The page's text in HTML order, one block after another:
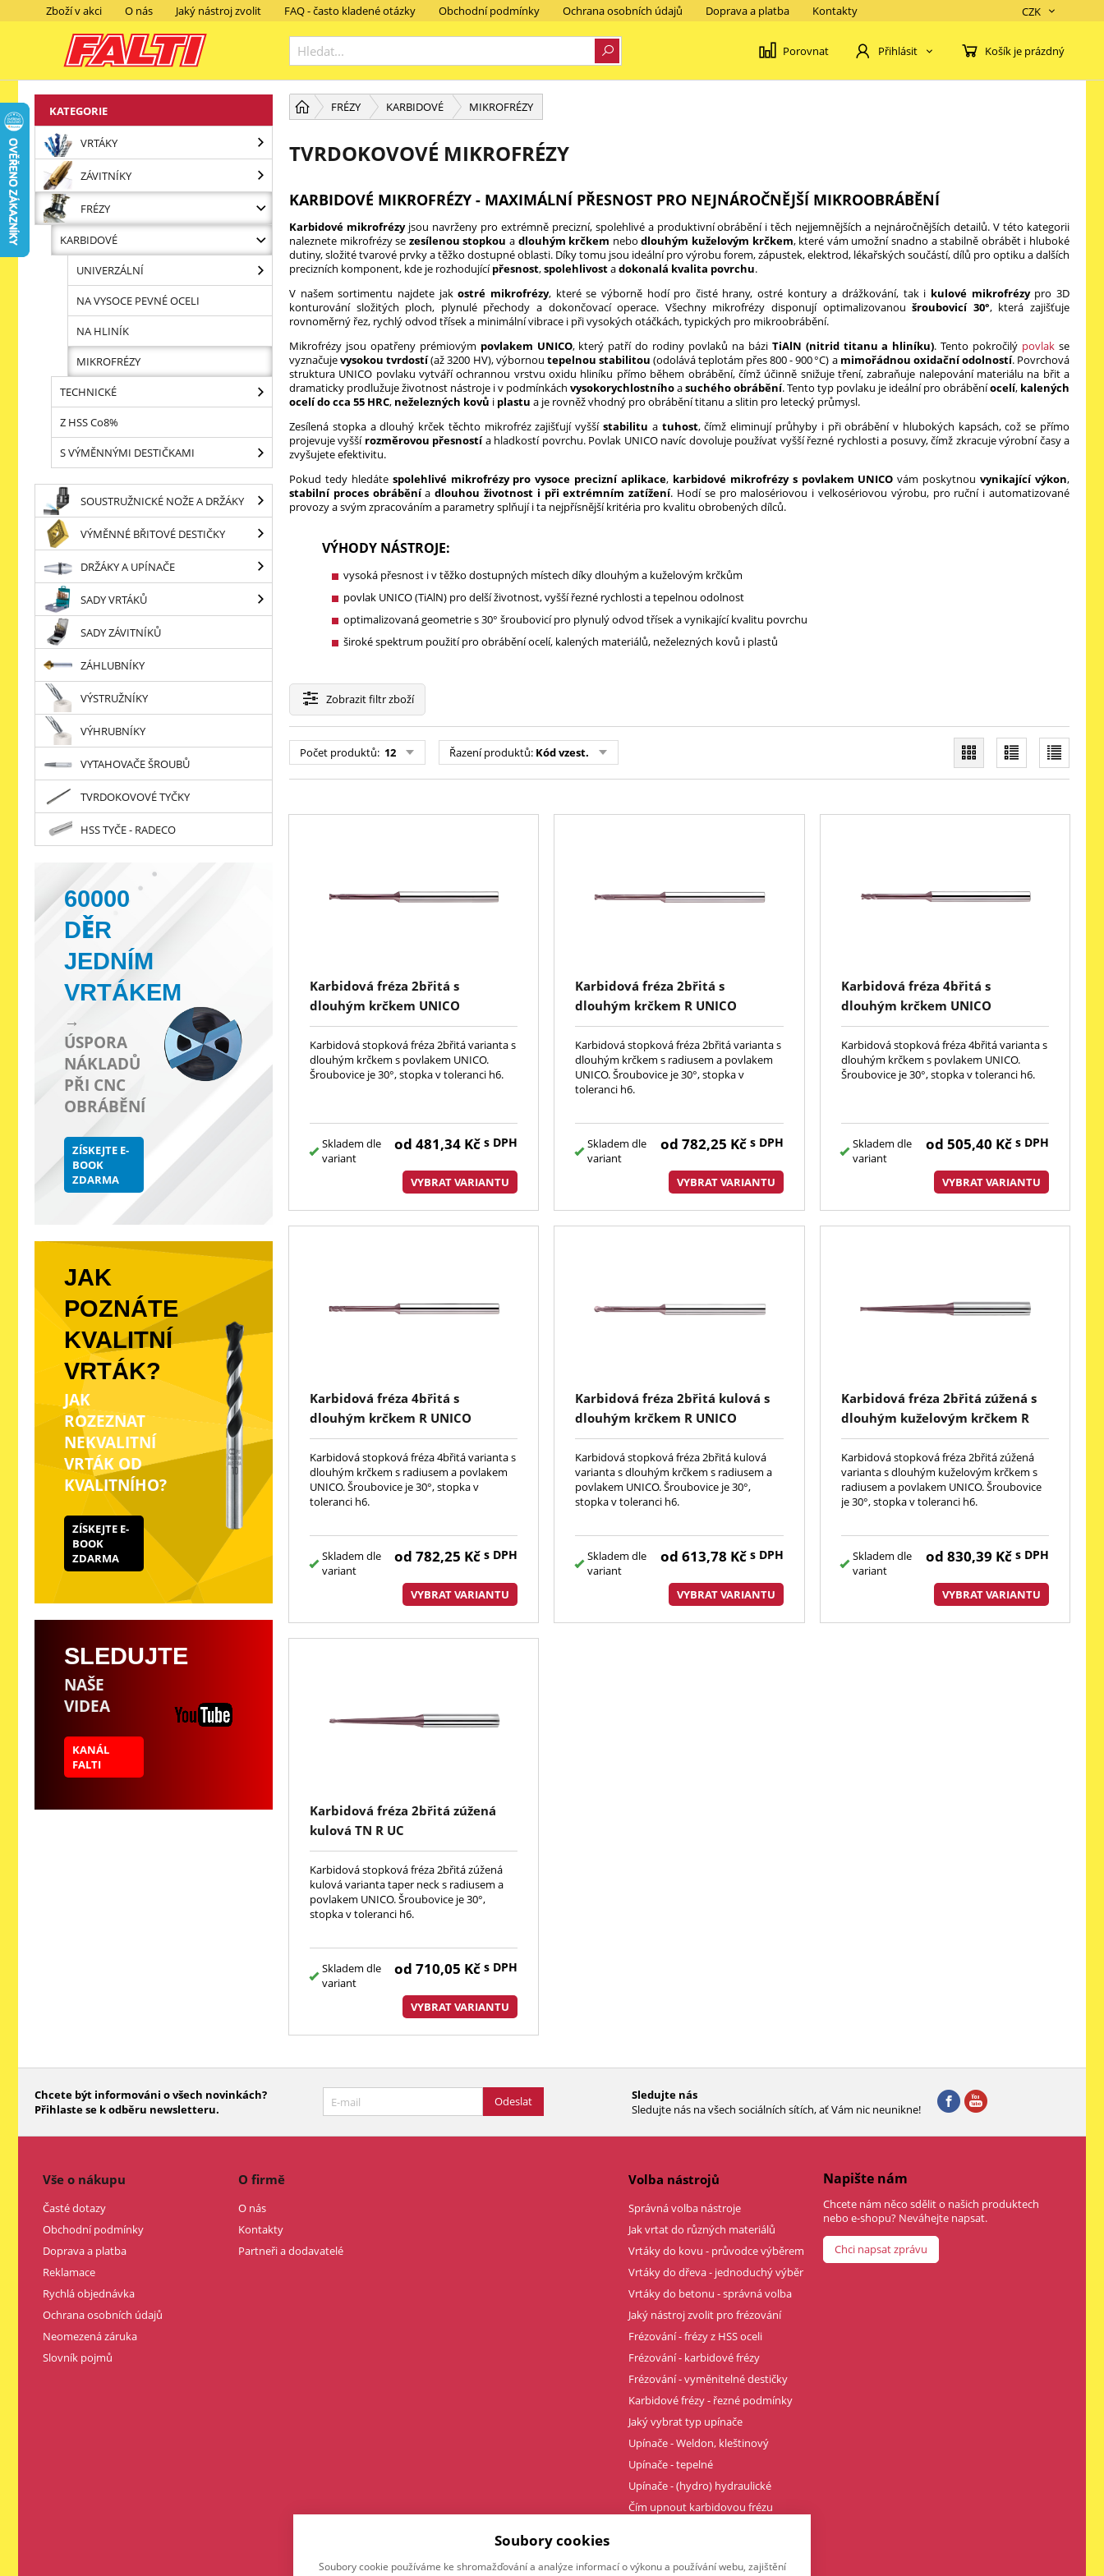
Zboží v akci O nás Jaký nástroj zvolit FAQ - často kladené otázky Obchodní podmínky Ochrana osobních údajů Doprava a platba Kontakty CZK
Porovnat Přihlásit Košík je prázdný
FRÉZY KARBIDOVÉ MIKROFRÉZY
TVRDOKOVOVÉ MIKROFRÉZY
KARBIDOVÉ MIKROFRÉZY - MAXIMÁLNÍ PŘESNOST PRO NEJNÁROČNĚJŠÍ MIKROOBRÁBĚNÍ
Karbidové mikrofrézyjsou navrženy pro extrémně precizní, spolehlivé a produktivní obrábění i těch nejjemnějších a nejnáročnějších detailů. V této kategorii
naleznete mikrofrézy se zesílenou stopkou a dlouhým krčkem nebodlouhým kuželovým krčkem, které vám umožní snadno a stabilně obrábět i hluboké
dutiny, složité tvarové prvky a těžko dostupné oblasti. Díky tomu jsou ideální pro výrobu forem, zápustek, elektrod, lékařských součástí, dílů pro optiku a dalších
precizních komponent, kde je rozhodujícípřesnost,spolehlivostadokonalá kvalita povrchu.
V našem sortimentu najdete jakostré mikrofrézy, které se výborně hodí pro čisté hrany, ostré kontury a drážkování, tak i kulové mikrofrézypro 3D
konturování složitých ploch, plynulé přechody a dokončovací operace. Všechny mikrofrézy disponují optimalizovanoušroubovicí 30°, která zajišťuje
rovnoměrný řez, rychlý odvod třísek a minimální vibrace i při vysokých otáčkách, typických pro mikroobrábění.
Mikrofrézy jsou opatřeny prémiovým povlakem UNICO, který patří do rodiny povlaků na bázi TiAlN (nitrid titanu a hliníku). Tento pokročilý povlak se
vyznačujevysokou tvrdostí(až 3200 HV), výbornou tepelnou stabilitou (odolává teplotám přes 800 - 900 °C) a mimořádnou oxidační odolností. Povrchová
struktura UNICO povlaku vytváří ochrannou vrstvu oxidu hliníku přímo během obrábění, čímž účinně snižuje tření, zabraňuje nalepování materiálu na břit a
dramaticky prodlužuje životnost nástroje i v podmínkách vysokorychlostníhoasuchého obrábění. Tento typ povlaku je ideální pro obráběníocelí, kalených
ocelí do cca 55 HRC, neželezných kovů i plastu a je rovněž vhodný pro obrábění titanu a slitin pro letecký průmysl.
Zesílená stopka a dlouhý krček těchto mikrofréz zajišťují vyššístabilitu a tuhost, čímž eliminují průhyby i při obrábění v hlubokých kapsách, což se přímo
projevuje vyšší rozměrovou přesnostía hladkostí povrchu. Povlak UNICO navíc dovoluje používat vyšší řezné rychlosti a posuvy, čímž zkracuje výrobní časy a
zvyšujete efektivitu.
Pokud tedy hledáte spolehlivé mikrofrézy pro vysoce precizní aplikace, karbidové mikrofrézy s povlakem UNICO vám poskytnouvynikající výkon,
stabilní proces obráběníadlouhou životnost i při extrémním zatížení. Hodí se pro malosériovou i velkosériovou výrobu, pro ruční i automatizované
provozy a svým zpracováním a parametry splňují i ta nejpřísnější kritéria pro kvalitu obrobených dílců.
VÝHODY NÁSTROJE:
vysoká přesnost i v těžko dostupných místech díky dlouhým a kuželovým krčkům
povlak UNICO (TiAlN) pro delší životnost, vyšší řezné rychlosti a tepelnou odolnost
optimalizovaná geometrie s 30° šroubovicí pro plynulý odvod třísek a vynikající kvalitu povrchu
široké spektrum použití pro obrábění ocelí, kalených materiálů, neželezných kovů i plastů
Zobrazitfiltr zboží
Počet produktů: 12 Řazení produktů: Kód vzest.
Karbidová fréza 2břitá s
dlouhým krčkem UNICO
Karbidová stopková fréza 2břitá varianta s
dlouhým krčkem s povlakem UNICO.
Šroubovice je 30°, stopka v toleranci h6.
Skladem dle
variant
od481,34 Kčs DPH
VYBRAT VARIANTU
Karbidová fréza 2břitá s
dlouhým krčkem R UNICO
Karbidová stopková fréza 2břitá varianta s
dlouhým krčkem s radiusem a povlakem
UNICO. Šroubovice je 30°, stopka v
toleranci h6.
Skladem dle
variant
od 782,25 Kč s DPH
VYBRAT VARIANTU
Karbidová fréza 4břitá s
dlouhým krčkem UNICO
Karbidová stopková fréza 4břitá varianta s
dlouhým krčkem s povlakem UNICO.
Šroubovice je 30°, stopka v toleranci h6.
Skladem dle
variant
od 505,40 Kč s DPH
VYBRAT VARIANTU
Karbidová fréza 4břitá s
dlouhým krčkem R UNICO
Karbidová stopková fréza 4břitá varianta s
dlouhým krčkem s radiusem a povlakem
UNICO. Šroubovice je 30°, stopka v
toleranci h6.
Skladem dle
variant
od782,25 Kčs DPH
VYBRAT VARIANTU
Karbidová fréza 2břitá kulová s
dlouhým krčkem R UNICO
Karbidová stopková fréza 2břitá kulová
varianta s dlouhým krčkem s radiusem a
povlakem UNICO. Šroubovice je 30°,
stopka v toleranci h6.
Skladem dle
variant
od 613,78 Kč s DPH
VYBRAT VARIANTU
Karbidová fréza 2břitá zúžená s
dlouhým kuželovým krčkem R
UC
Karbidová stopková fréza 2břitá zúžená
varianta s dlouhým kuželovým krčkem s
radiusem a povlakem UNICO. Šroubovice
je 30°, stopka v toleranci h6.
Skladem dle
variant
od 830,39 Kč s DPH
VYBRAT VARIANTU
Karbidová fréza 2břitá zúžená
kulová TN R UC
Karbidová stopková fréza 2břitá zúžená
kulová varianta taper neck s radiusem a
povlakem UNICO. Šroubovice je 30°,
stopka v toleranci h6.
Skladem dle
variant
od710,05 Kčs DPH
VYBRAT VARIANTU
KATEGORIE
VRTÁKY
ZÁVITNÍKY
FRÉZY
KARBIDOVÉ
UNIVERZÁLNÍ
NA VYSOCE PEVNÉ OCELI
NA HLINÍK
MIKROFRÉZY
TECHNICKÉ
Z HSS Co8%
S VÝMĚNNÝMI DESTIČKAMI
SOUSTRUŽNICKÉ NOŽE A DRŽÁKY
VÝMĚNNÉ BŘITOVÉ DESTIČKY
DRŽÁKY A UPÍNAČE
SADY VRTÁKŮ
SADY ZÁVITNÍKŮ
ZÁHLUBNÍKY
VÝSTRUŽNÍKY
VÝHRUBNÍKY
VYTAHOVAČE ŠROUBŮ
TVRDOKOVOVÉ TYČKY
HSS TYČE - RADECO
60000
DĚR
JEDNÍM
VRTÁKEM
→
ÚSPORA
NÁKLADŮ
PŘI CNC
OBRÁBĚNÍ
ZÍSKEJTE E-
BOOK
ZDARMA
JAK
POZNÁTE
KVALITNÍ
VRTÁK?
JAK
ROZEZNAT
NEKVALITNÍ
VRTÁK OD
KVALITNÍHO?
ZÍSKEJTE E-
BOOK
ZDARMA
SLEDUJTE
NAŠE
VIDEA
KANÁL
FALTI
Chcete být informováni o všech novinkách?
Přihlaste se k odběru newsletteru.
Odeslat
Sledujte nás
Sledujte nás na všech sociálních sítích, ať Vám nic neunikne!
Vše o nákupu
Časté dotazy
Obchodní podmínky
Doprava a platba
Reklamace
Rychlá objednávka
Ochrana osobních údajů
Neomezená záruka
Slovník pojmů
O firmě
O nás
Kontakty
Partneři a dodavatelé
Volba nástrojů
Správná volba nástroje
Jak vrtat do různých materiálů
Vrtáky do kovu - průvodce výběrem
Vrtáky do dřeva - jednoduchý výběr
Vrtáky do betonu - správná volba
Jaký nástroj zvolit pro frézování
Frézování - frézy z HSS oceli
Frézování - karbidové frézy
Frézování - vyměnitelné destičky
Karbidové frézy - řezné podmínky
Jaký vybrat typ upínače
Upínače - Weldon, kleštinový
Upínače - tepelné
Upínače - (hydro) hydraulické
Čím upnout karbidovou frézu
Napište nám
Chcete nám něco sdělit o našich produktech
nebo e-shopu? Neváhejte napsat.
Chci napsat zprávu
Soubory cookies
Soubory cookie používáme ke shromažďování a analýze informací o výkonu a používání webu, zajištění